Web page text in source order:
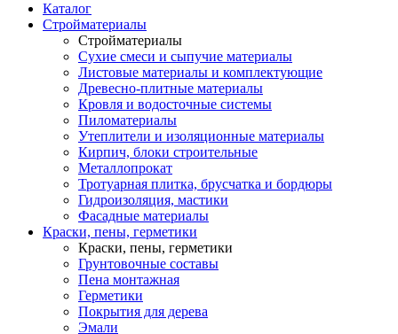
Каталог
Стройматериалы
Стройматериалы
Сухие смеси и сыпучие материалы
Листовые материалы и комплектующие
Древесно-плитные материалы
Кровля и водосточные системы
Пиломатериалы
Утеплители и изоляционные материалы
Кирпич, блоки строительные
Металлопрокат
Тротуарная плитка, брусчатка и бордюры
Гидроизоляция, мастики
Фасадные материалы
Краски, пены, герметики
Краски, пены, герметики
Грунтовочные составы
Пена монтажная
Герметики
Покрытия для дерева
Эмали